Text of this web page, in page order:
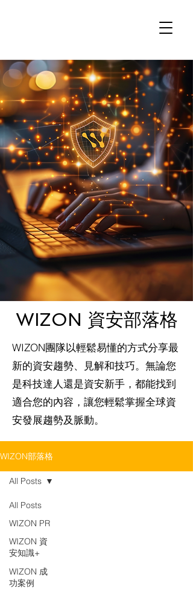
WIZON 資安部落格
WIZON團隊以輕鬆易懂的方式分享最
新的資安趨勢、見解和技巧。無論您
是科技達人還是資安新手，都能找到
適合您的內容，讓您輕鬆掌握全球資
安發展趨勢及脈動。
WIZON部落格
All Posts
WIZON PR
WIZON 資
安知識+
WIZON 成
功案例
All Posts